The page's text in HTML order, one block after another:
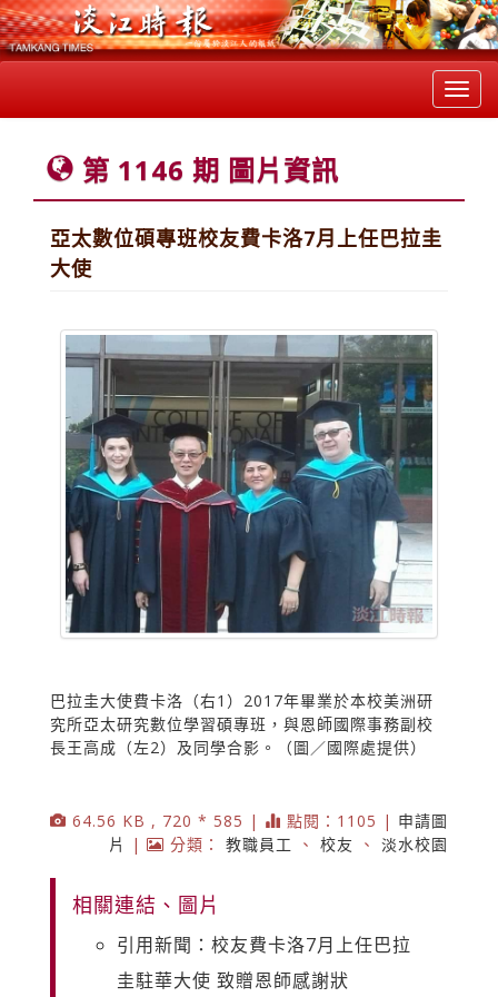
第 1146 期 圖片資訊
亞太數位碩專班校友費卡洛7月上任巴拉圭
大使
巴拉圭大使費卡洛（右1）2017年畢業於本校美洲研
究所亞太研究數位學習碩專班，與恩師國際事務副校
長王高成（左2）及同學合影。（圖／國際處提供）
64.56 KB , 720 * 585 | 點閱：1105 | 申請圖
片
| 分類： 教職員工 、 校友 、 淡水校園
相關連結、圖片
引用新聞：校友費卡洛7月上任巴拉
圭駐華大使 致贈恩師感謝狀